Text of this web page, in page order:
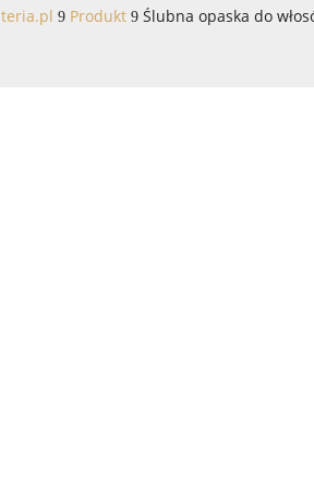
9 Produkt 9 Ślubna opaska do